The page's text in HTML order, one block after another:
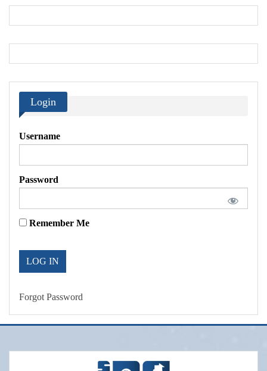
Login
Username
Password
Remember Me
Forgot Password